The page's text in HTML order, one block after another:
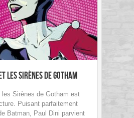
les Sirènes de Gotham
les Sirènes de Gotham est
Puisant parfaitement
Batman, Paul Dini parvient